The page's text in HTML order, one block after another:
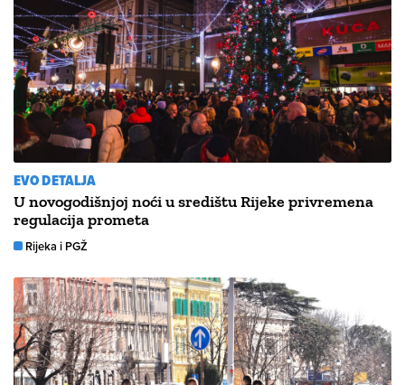
EVO DETALJA
U novogodišnjoj noći u središtu Rijeke privremena
regulacija prometa
Rijeka i PGŽ